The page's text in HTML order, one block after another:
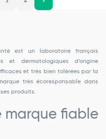
3 4
est un laboratoire français
et dermatologiques d’origine
et très bien tolérées par la
très écoresponsable dans
produits.
marque fiable